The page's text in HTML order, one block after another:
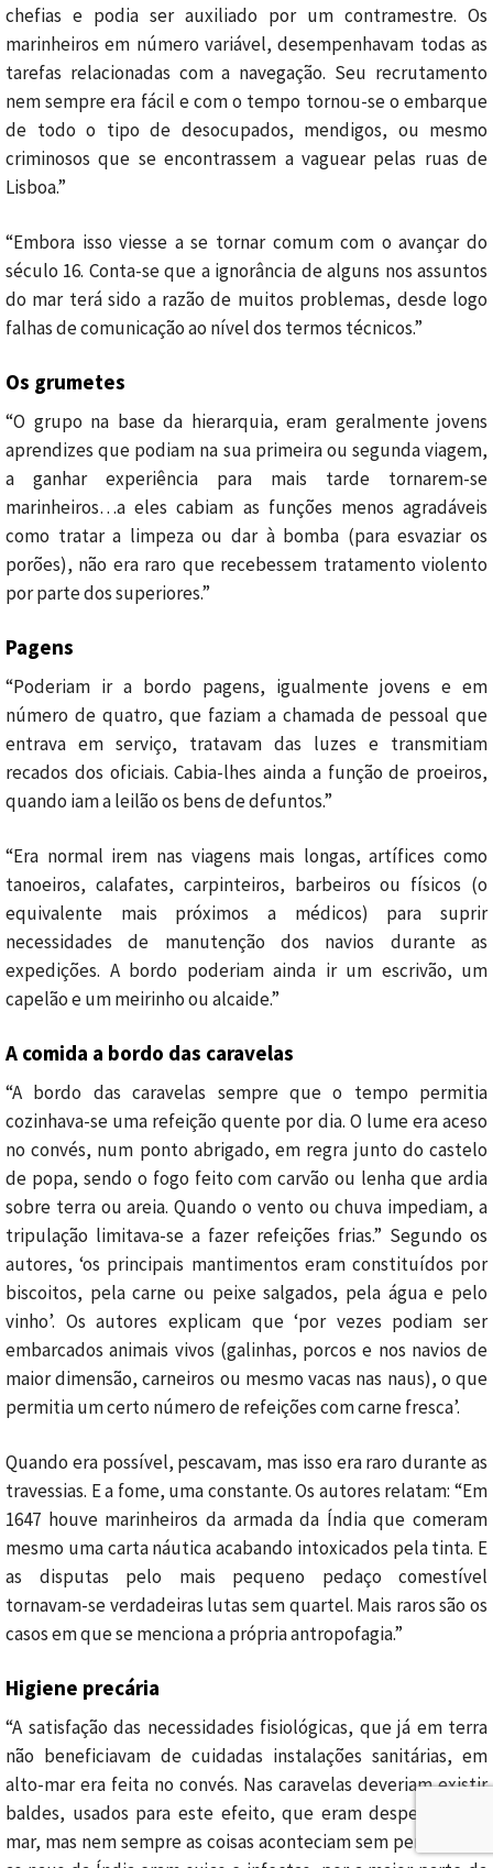
chefias e podia ser auxiliado por um contramestre. Os
marinheiros em número variável, desempenhavam todas as
tarefas relacionadas com a navegação. Seu recrutamento
nem sempre era fácil e com o tempo tornou-se o embarque
de todo o tipo de desocupados, mendigos, ou mesmo
criminosos que se encontrassem a vaguear pelas ruas de
Lisboa.”
“Embora isso viesse a se tornar comum com o avançar do
século 16. Conta-se que a ignorância de alguns nos assuntos
do mar terá sido a razão de muitos problemas, desde logo
falhas de comunicação ao nível dos termos técnicos.”
Os grumetes
“O grupo na base da hierarquia, eram geralmente jovens
aprendizes que podiam na sua primeira ou segunda viagem,
a ganhar experiência para mais tarde tornarem-se
marinheiros…a eles cabiam as funções menos agradáveis
como tratar a limpeza ou dar à bomba (para esvaziar os
porões), não era raro que recebessem tratamento violento
por parte dos superiores.”
Pagens
“Poderiam ir a bordo pagens, igualmente jovens e em
número de quatro, que faziam a chamada de pessoal que
entrava em serviço, tratavam das luzes e transmitiam
recados dos oficiais. Cabia-lhes ainda a função de proeiros,
quando iam a leilão os bens de defuntos.”
“Era normal irem nas viagens mais longas, artífices como
tanoeiros, calafates, carpinteiros, barbeiros ou físicos (o
equivalente mais próximos a médicos) para suprir
necessidades de manutenção dos navios durante as
expedições. A bordo poderiam ainda ir um escrivão, um
capelão e um meirinho ou alcaide.”
A comida a bordo das caravelas
“A bordo das caravelas sempre que o tempo permitia
cozinhava-se uma refeição quente por dia. O lume era aceso
no convés, num ponto abrigado, em regra junto do castelo
de popa, sendo o fogo feito com carvão ou lenha que ardia
sobre terra ou areia. Quando o vento ou chuva impediam, a
tripulação limitava-se a fazer refeições frias.” Segundo os
autores, ‘os principais mantimentos eram constituídos por
biscoitos, pela carne ou peixe salgados, pela água e pelo
vinho’. Os autores explicam que ‘por vezes podiam ser
embarcados animais vivos (galinhas, porcos e nos navios de
maior dimensão, carneiros ou mesmo vacas nas naus), o que
permitia um certo número de refeições com carne fresca’.
Quando era possível, pescavam, mas isso era raro durante as
travessias. E a fome, uma constante. Os autores relatam: “Em
1647 houve marinheiros da armada da Índia que comeram
mesmo uma carta náutica acabando intoxicados pela tinta. E
as disputas pelo mais pequeno pedaço comestível
tornavam-se verdadeiras lutas sem quartel. Mais raros são os
casos em que se menciona a própria antropofagia.”
Higiene precária
“A satisfação das necessidades fisiológicas, que já em terra
não beneficiavam de cuidadas instalações sanitárias, em
alto-mar era feita no convés. Nas caravelas deveriam existir
baldes, usados para este efeito, que eram despejados no
mar, mas nem sempre as coisas aconteciam sem percalços…